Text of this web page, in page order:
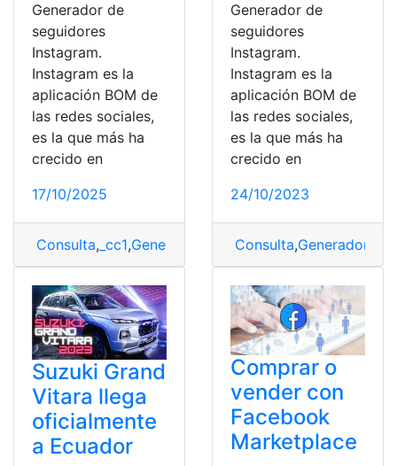
Generador de
seguidores
Instagram.
Instagram es la
aplicación BOM de
las redes sociales,
es la que más ha
crecido en
17/10/2025
Consulta, _cc1,Generador Generador de seguidores
Generador de
seguidores
Instagram.
Instagram es la
aplicación BOM de
las redes sociales,
es la que más ha
crecido en
24/10/2023
Consulta,Generador
Suzuki Grand
Vitara llega
oficialmente
a Ecuador
Comprar o
vender con
Facebook
Marketplace